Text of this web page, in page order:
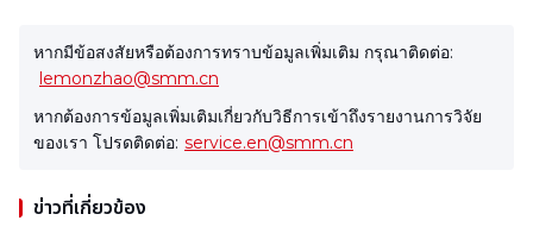
หากมีข้อสงสัยหรือต้องการทราบข้อมูลเพิ่มเติม กรุณาติดต่อ:
lemonzhao@smm.cn
หากต้องการข้อมูลเพิ่มเติมเกี่ยวกับวิธีการเข้าถึงรายงานการวิจัย
ของเรา โปรดติดต่อ: service.en@smm.cn
ข่าวที่เกี่ยวข้อง